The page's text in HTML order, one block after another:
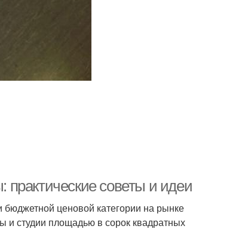
практические советы и идеи
ценовой категории на рынке
и студии площадью в сорок квадратных